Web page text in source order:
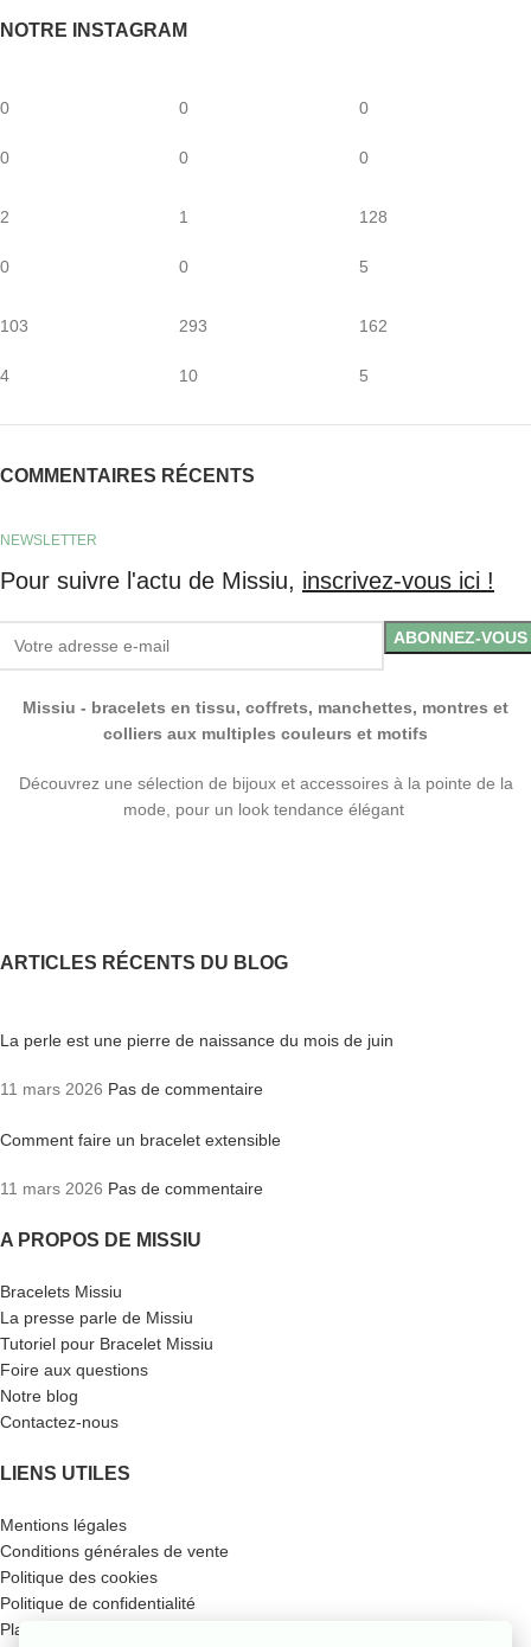
NOTRE INSTAGRAM
0
0
0
0
0
0
2
0
1
0
128
5
103
4
293
10
162
5
COMMENTAIRES RÉCENTS
NEWSLETTER
Pour suivre l'actu de Missiu, inscrivez-vous ici !
Missiu - bracelets en tissu, coffrets, manchettes, montres et
colliers aux multiples couleurs et motifs
Découvrez une sélection de bijoux et accessoires à la pointe de la
mode, pour un look tendance élégant
ARTICLES RÉCENTS DU BLOG
La perle est une pierre de naissance du mois de juin
11 mars 2026 Pas de commentaire
Comment faire un bracelet extensible
11 mars 2026 Pas de commentaire
A PROPOS DE MISSIU
Bracelets Missiu
La presse parle de Missiu
Tutoriel pour Bracelet Missiu
Foire aux questions
Notre blog
Contactez-nous
LIENS UTILES
Mentions légales
Conditions générales de vente
Politique des cookies
Politique de confidentialité
Plan du site